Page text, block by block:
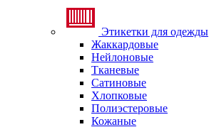
Этикетки для одежды
Жаккардовые
Нейлоновые
Тканевые
Сатиновые
Хлопковые
Полиэстеровые
Кожаные